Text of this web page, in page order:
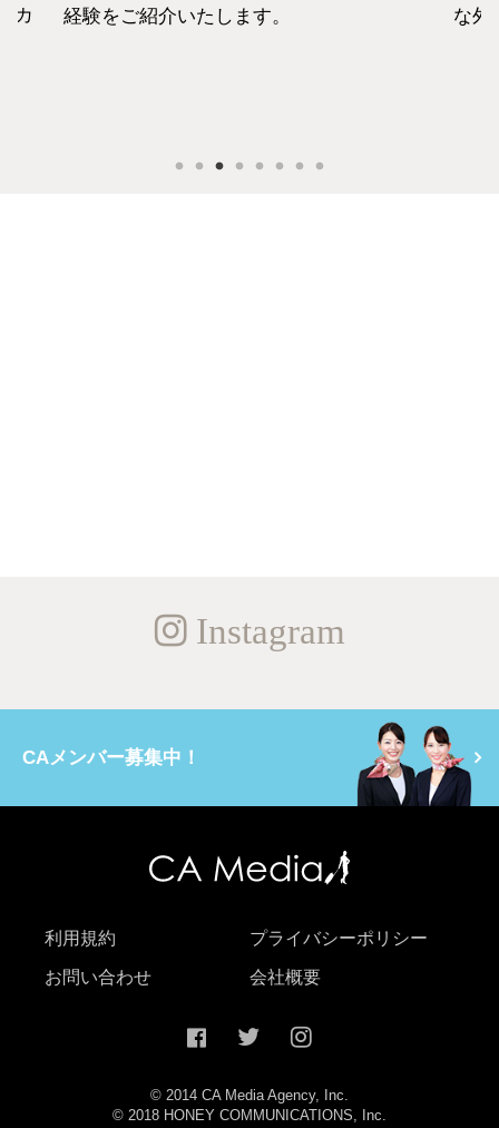
カ
経験をご紹介いたします。
な外
Instagram
CAメンバー募集中！
利用規約 プライバシーポリシー
お問い合わせ 会社概要
© 2014 CA Media Agency, Inc.
© 2018 HONEY COMMUNICATIONS, Inc.